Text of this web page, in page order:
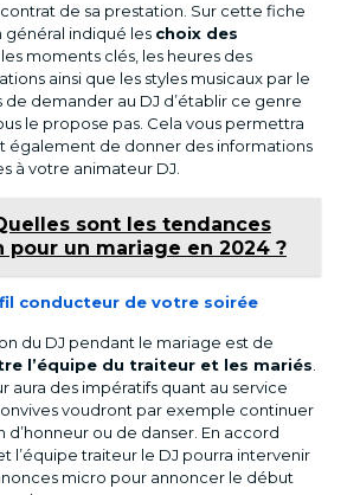
de sa prestation. Sur cette fiche
général indiqué les choix des
moments clés, les heures des
ainsi que les styles musicaux par le
de demander au DJ d’établir ce genre
le propose pas. Cela vous permettra
également de donner des informations
à votre animateur DJ.
sont les tendances
pour un mariage en 2024 ?
conducteur de votre soirée
du DJ pendant le mariage est de
l’équipe du traiteur et les mariés.
aura des impératifs quant au service
voudront par exemple continuer
d’honneur ou de danser. En accord
l’équipe traiteur le DJ pourra intervenir
micro pour annoncer le début